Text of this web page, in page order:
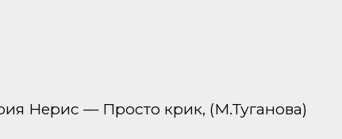
Нерис — Просто крик, (М.Туганова)